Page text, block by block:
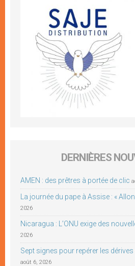
DERNIÈRES
AMEN : des prêtres à portée de clic
La journée du pape à Assise : «
2026
Nicaragua : L’ONU exige des
2026
Sept signes pour repérer les
août 6, 2026